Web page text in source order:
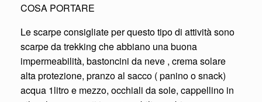
COSA PORTARE
Le scarpe consigliate per questo tipo di attività sono
scarpe da trekking che abbiano una buona
impermeabilità, bastoncini da neve , crema solare
alta protezione, pranzo al sacco ( panino o snack)
acqua 1litro e mezzo, occhiali da sole, cappellino in